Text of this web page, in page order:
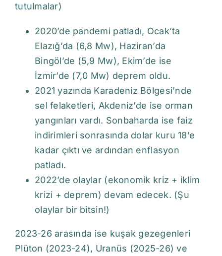
tutulmalar)
2020’de pandemi patladı, Ocak’ta
Elazığ’da (6,8 Mw), Haziran’da
Bingöl’de (5,9 Mw), Ekim’de ise
İzmir’de (7,0 Mw) deprem oldu.
2021 yazında Karadeniz Bölgesi’nde
sel felaketleri, Akdeniz’de ise orman
yangınları vardı. Sonbaharda ise faiz
indirimleri sonrasında dolar kuru 18’e
kadar çıktı ve ardından enflasyon
patladı.
2022’de olaylar (ekonomik kriz + iklim
krizi + deprem) devam edecek. (Şu
olaylar bir bitsin!)
2023-26 arasında ise kuşak gezegenleri
Plüton (2023-24), Uranüs (2025-26) ve